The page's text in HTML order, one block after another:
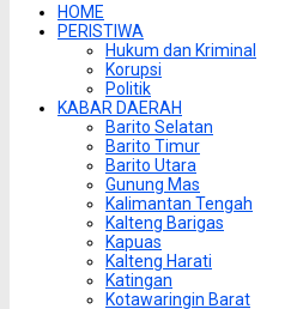
HOME
PERISTIWA
Hukum dan Kriminal
Korupsi
Politik
KABAR DAERAH
Barito Selatan
Barito Timur
Barito Utara
Gunung Mas
Kalimantan Tengah
Kalteng Barigas
Kapuas
Kalteng Harati
Katingan
Kotawaringin Barat